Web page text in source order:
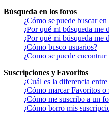
Búsqueda en los foros
¿Cómo se puede buscar
¿Por qué mi búsqueda me
¿Por qué mi búsqueda me
¿Cómo busco usuarios?
¿Como se puede
Suscripciones y Favoritos
¿Cuál es la diferencia
¿Cómo marcar Favoritos o
¿Cómo me suscribo a un
¿Cómo borro mis